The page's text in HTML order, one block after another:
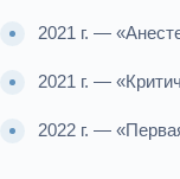
2021 г. —
2021 г. —
2022 г. —